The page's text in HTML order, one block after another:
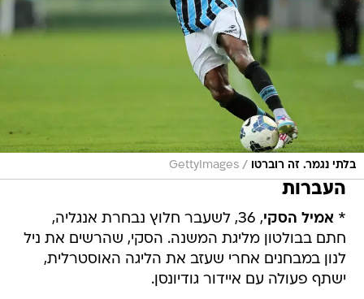
בלתי נגמר. זה רוברטו /
GettyImages
העברות
* אמיל הסקי
, 36, לשעבר חלוץ נבחרת אנגליה,
חתם בבולטון מליגת המשנה. הסקי, שהרשים את ניל
לנון במבחנים אחרי שעזב את הליגה האוסטרלית,
ישתף פעולה עם איידור גודיונסן.